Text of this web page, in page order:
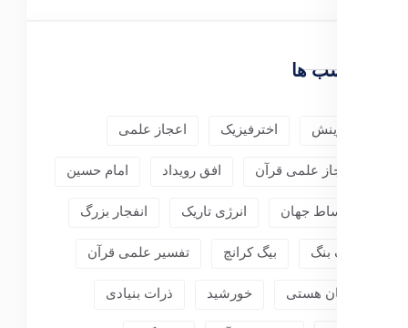
برچسب ها
آفرینش اخترفیزیک اعجاز علمی
اعجاز علمی قرآن افق رویداد امام حسین
انبساط جهان انرژی تاریک انفجار بزرگ
بیگ بنگ بیگ کرانچ تفسیر علمی قرآن
جهان هستی خورشید ذرات بنیادی